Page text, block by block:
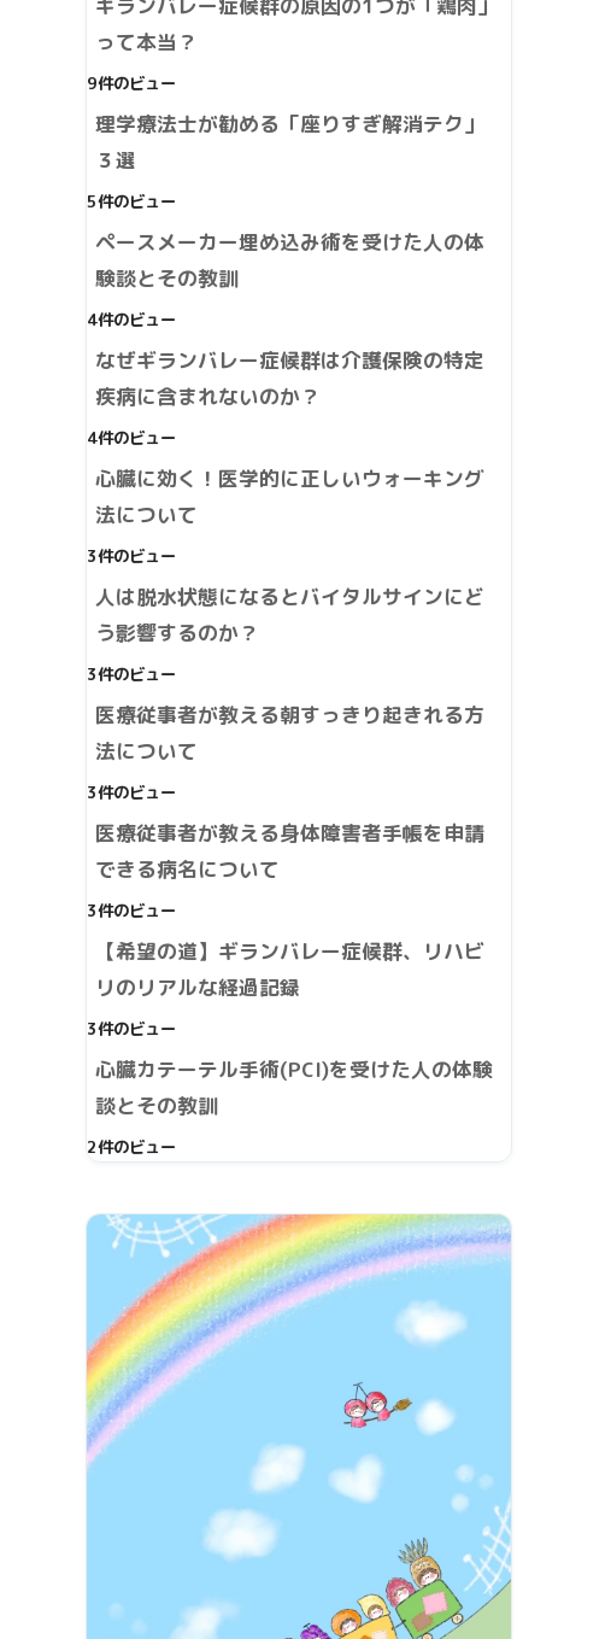
ギランバレー症候群の原因の1つが「鶏肉」
って本当？
9件のビュー
理学療法士が勧める「座りすぎ解消テク」
３選
5件のビュー
ペースメーカー埋め込み術を受けた人の体
験談とその教訓
4件のビュー
なぜギランバレー症候群は介護保険の特定
疾病に含まれないのか？
4件のビュー
心臓に効く！医学的に正しいウォーキング
法について
3件のビュー
人は脱水状態になるとバイタルサインにど
う影響するのか？
3件のビュー
医療従事者が教える朝すっきり起きれる方
法について
3件のビュー
医療従事者が教える身体障害者手帳を申請
できる病名について
3件のビュー
【希望の道】ギランバレー症候群、リハビ
リのリアルな経過記録
3件のビュー
心臓カテーテル手術(PCI)を受けた人の体験
談とその教訓
2件のビュー